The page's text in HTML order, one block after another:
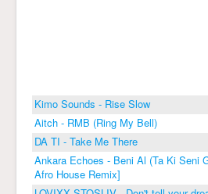
Kimo Sounds - Rise Slow
Aitch - RMB (Ring My Bell)
DA TI - Take Me There
Ankara Echoes - Beni Al (Ta Ki Seni
Afro House Remix]